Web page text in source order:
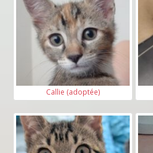
Callie (adoptée)